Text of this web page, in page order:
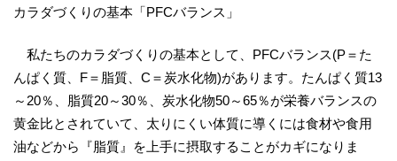
カラダづくりの基本「PFCバランス」
私たちのカラダづくりの基本として、PFCバランス(P＝た
んぱく質、F＝脂質、C＝炭水化物)があります。たんぱく質13
～20％、脂質20～30％、炭水化物50～65％が栄養バランスの
黄金比とされていて、太りにくい体質に導くには食材や食用
油などから『脂質』を上手に摂取することがカギになりま